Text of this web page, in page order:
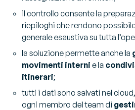
il controllo consente la
riepiloghi che rendono
generale esaustiva su tutta
la soluzione permette anche la
movimenti interni e la
itinerari;
tutti i dati sono salvati nel
ogni membro del team di